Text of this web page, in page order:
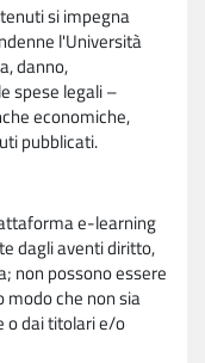
si impegna
l'Università
danno,
spese legali –
economiche,
pubblicati.
e-learning
dagli aventi diritto,
non possono essere
modo che non sia
o dai titolari e/o